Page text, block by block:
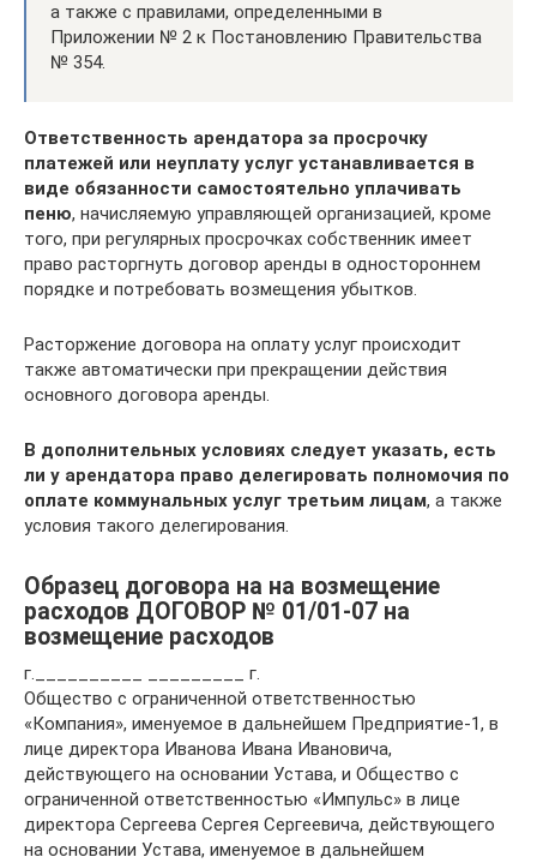
а также с правилами, определенными в
Приложении № 2 к Постановлению Правительства
№ 354.
Ответственность арендатора за просрочку
платежей или неуплату услуг устанавливается в
виде обязанности самостоятельно уплачивать
пеню, начисляемую управляющей организацией, кроме
того, при регулярных просрочках собственник имеет
право расторгнуть договор аренды в одностороннем
порядке и потребовать возмещения убытков.
Расторжение договора на оплату услуг происходит
также автоматически при прекращении действия
основного договора аренды.
В дополнительных условиях следует указать, есть
ли у арендатора право делегировать полномочия по
оплате коммунальных услуг третьим лицам, а также
условия такого делегирования.
Образец договора на на возмещение
расходов ДОГОВОР № 01/01-07 на
возмещение расходов
г.__________ _________ г.
Общество с ограниченной ответственностью
«Компания», именуемое в дальнейшем Предприятие-1, в
лице директора Иванова Ивана Ивановича,
действующего на основании Устава, и Общество с
ограниченной ответственностью «Импульс» в лице
директора Сергеева Сергея Сергеевича, действующего
на основании Устава, именуемое в дальнейшем